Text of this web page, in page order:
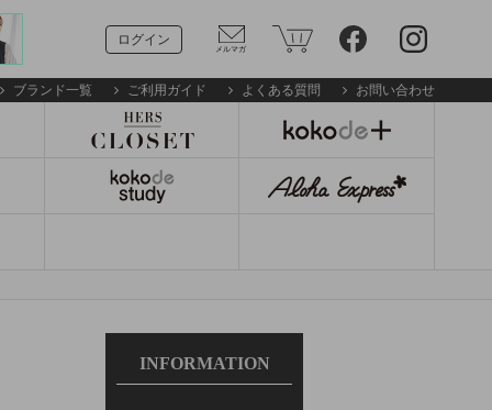
ログイン
ブランド一覧 ご利用ガイド よくある質問 お問い合わせ
INFORMATION